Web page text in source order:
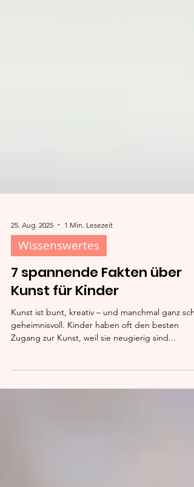
25. Aug. 2025 1 Min. Lesezeit
Wissenswertes
7 spannende Fakten über
Kunst für Kinder
Kunst ist bunt, kreativ – und manchmal ganz